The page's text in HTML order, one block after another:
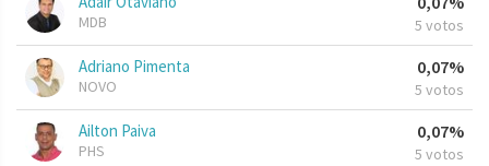
MDB 5 votos
Adriano Pimenta
NOVO
0,07%
5 votos
Ailton Paiva
PHS
0,07%
5 votos